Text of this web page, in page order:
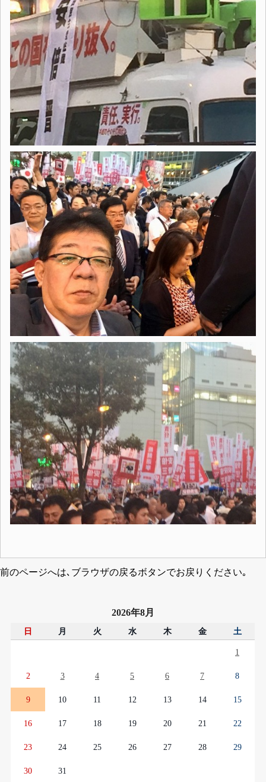
前のページへは､ブラウザの戻るボタンでお戻りください｡
2026年8月
日 月 火 水 木 金 土
1
2 3 4 5 6 7 8
9 10 11 12 13 14 15
16 17 18 19 20 21 22
23 24 25 26 27 28 29
30 31